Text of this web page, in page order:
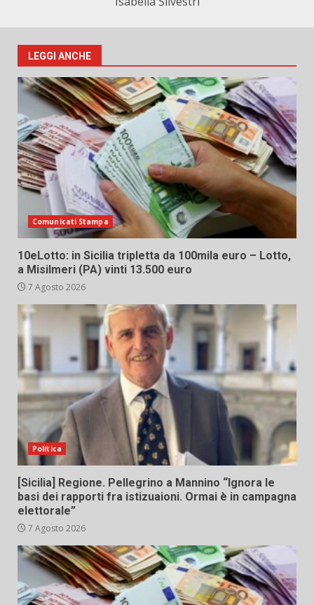
LEGGI ANCHE
Comunicati Stampa
10eLotto: in Sicilia tripletta da 100mila euro – Lotto,
a Misilmeri (PA) vinti 13.500 euro
7 Agosto 2026
Politica
[Sicilia] Regione. Pellegrino a Mannino “Ignora le
basi dei rapporti fra istizuaioni. Ormai è in campagna
elettorale”
7 Agosto 2026